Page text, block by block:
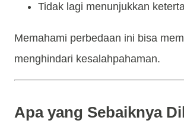
Tidak lagi menunjukkan
Memahami perbedaan ini bisa
menghindari kesalahpahaman.
Apa yang Sebaiknya